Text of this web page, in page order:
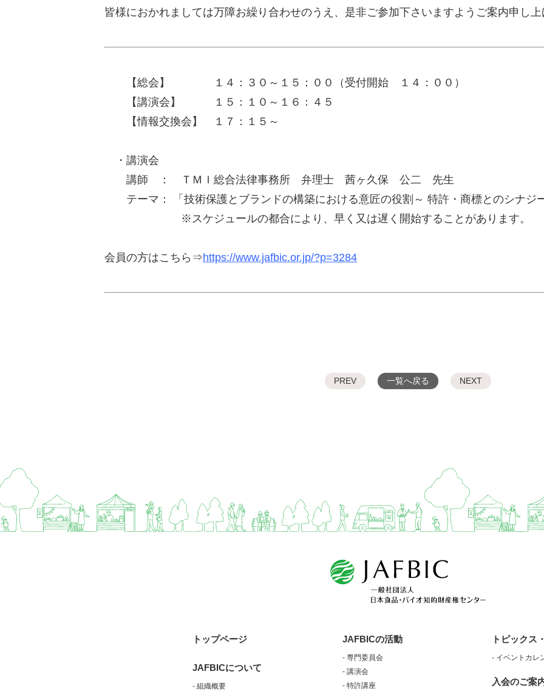
皆様におかれましては万障お繰り合わせのうえ、是非ご参加下さいますようご案内申し
【総会】 １４：３０～１５：００（受付開始 １４：００）
【講演会】 １５：１０～１６：４５
【情報交換会】 １７：１５～
・講演会
講師 ： ＴＭＩ総合法律事務所 弁理士 茜ヶ久保 公二 先生
テーマ： 「技術保護とブランドの構築における意匠の役割～ 特許・商標とのシナジ
※スケジュールの都合により、早く又は遅く開始することがあります。
会員の方はこちら⇒https://www.jafbic.or.jp/?p=3284
PREV 一覧へ戻る NEXT
トップページ
JAFBICについて
- 組織概要
JAFBICの活動
- 専門委員会
- 講演会
- 特許講座
トピックス
- イベントカレ
入会のご案